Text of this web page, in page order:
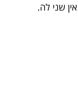
שני לה.